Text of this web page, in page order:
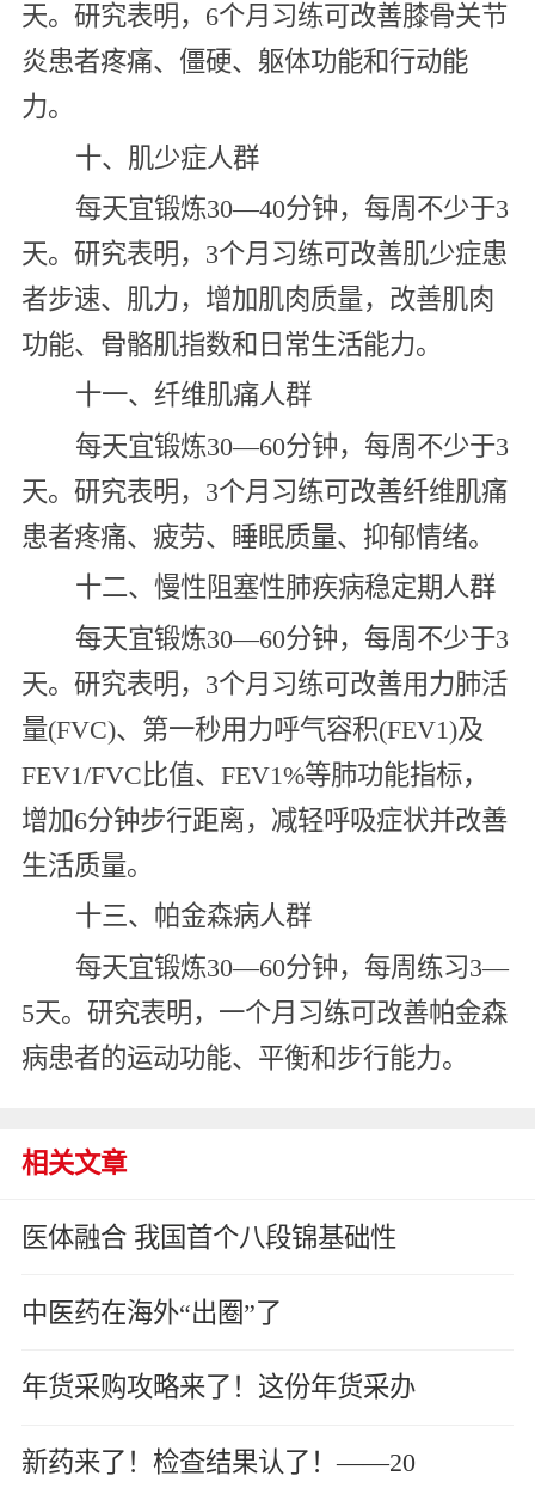
天。研究表明，6个月习练可改善膝骨关节
炎患者疼痛、僵硬、躯体功能和行动能
力。
十、肌少症人群
每天宜锻炼30—40分钟，每周不少于3
天。研究表明，3个月习练可改善肌少症患
者步速、肌力，增加肌肉质量，改善肌肉
功能、骨骼肌指数和日常生活能力。
十一、纤维肌痛人群
每天宜锻炼30—60分钟，每周不少于3
天。研究表明，3个月习练可改善纤维肌痛
患者疼痛、疲劳、睡眠质量、抑郁情绪。
十二、慢性阻塞性肺疾病稳定期人群
每天宜锻炼30—60分钟，每周不少于3
天。研究表明，3个月习练可改善用力肺活
量(FVC)、第一秒用力呼气容积(FEV1)及
FEV1/FVC比值、FEV1%等肺功能指标，
增加6分钟步行距离，减轻呼吸症状并改善
生活质量。
十三、帕金森病人群
每天宜锻炼30—60分钟，每周练习3—
5天。研究表明，一个月习练可改善帕金森
病患者的运动功能、平衡和步行能力。
相关文章
医体融合 我国首个八段锦基础性
中医药在海外“出圈”了
年货采购攻略来了！这份年货采办
新药来了！检查结果认了！——20